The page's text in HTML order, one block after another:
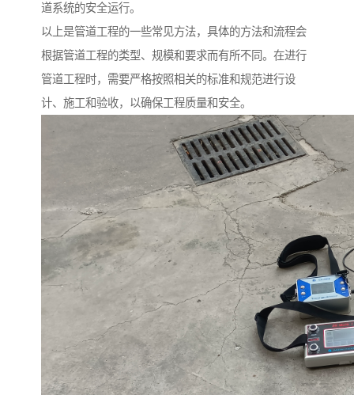
道系统的安全运行。
以上是管道工程的一些常见方法，具体的方法和流程会
根据管道工程的类型、规模和要求而有所不同。在进行
管道工程时，需要严格按照相关的标准和规范进行设
计、施工和验收，以确保工程质量和安全。